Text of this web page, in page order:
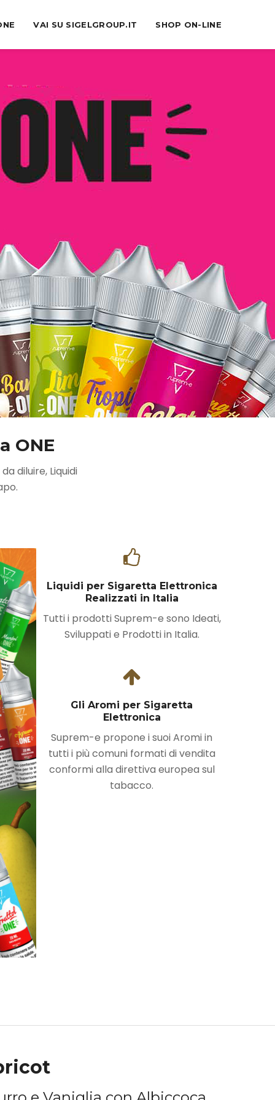
VAI SU SIGELGROUP.IT SHOP ON-LINE
ONE
diluire, Liquidi
Liquidi per Sigaretta Elettronica
Realizzati in Italia
Tutti i prodotti Suprem-e sono Ideati,
Sviluppati e Prodotti in Italia.
Gli Aromi per Sigaretta
Elettronica
Suprem-e propone i suoi Aromi in
tutti i più comuni formati di vendita
conformi alla direttiva europea sul
tabacco.